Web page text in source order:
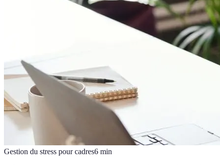
Gestion du stress pour cadres6 min